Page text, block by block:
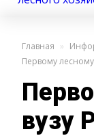
Главная
Первому лесному
вузу